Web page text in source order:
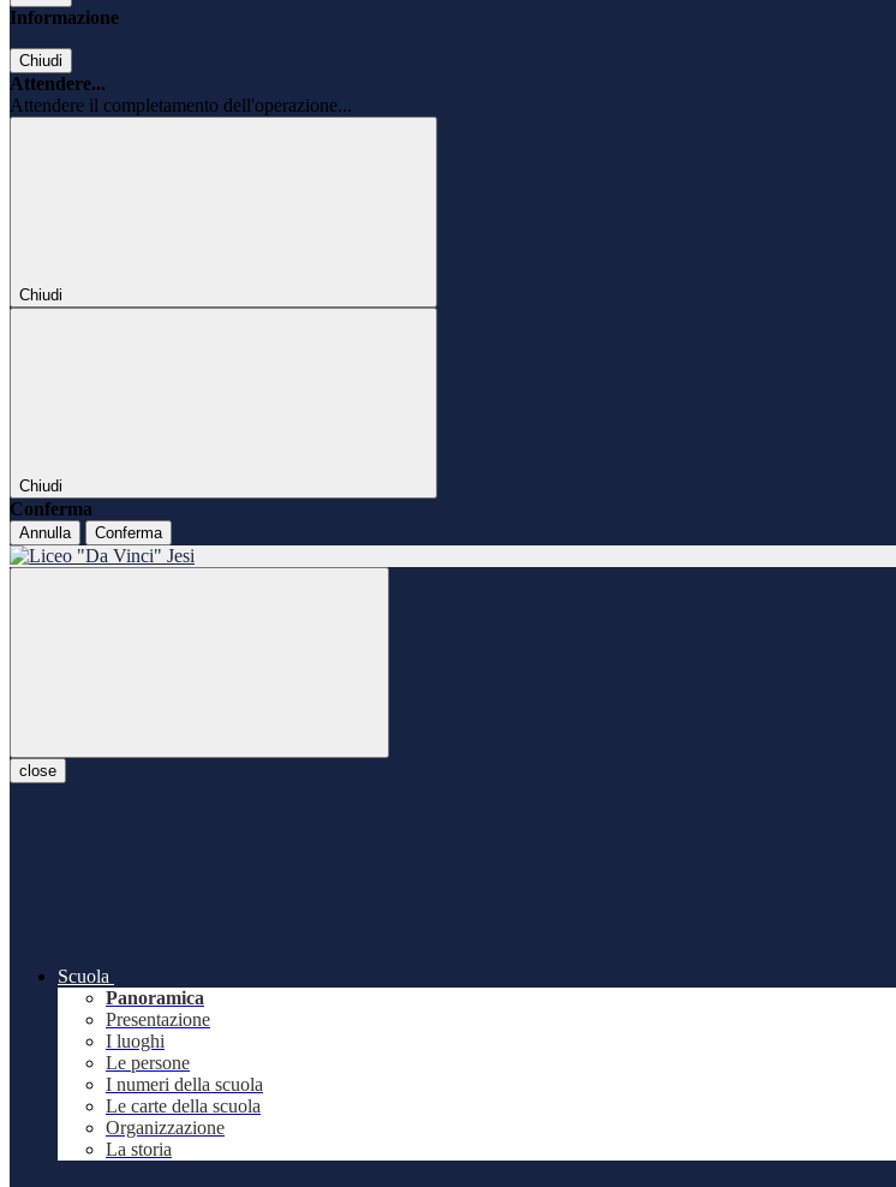
Informazione
Chiudi
Attendere...
Attendere il completamento dell'operazione...
Chiudi
Chiudi
Conferma
Annulla Conferma
close
Scuola
Panoramica
Presentazione
I luoghi
Le persone
I numeri della scuola
Le carte della scuola
Organizzazione
La storia